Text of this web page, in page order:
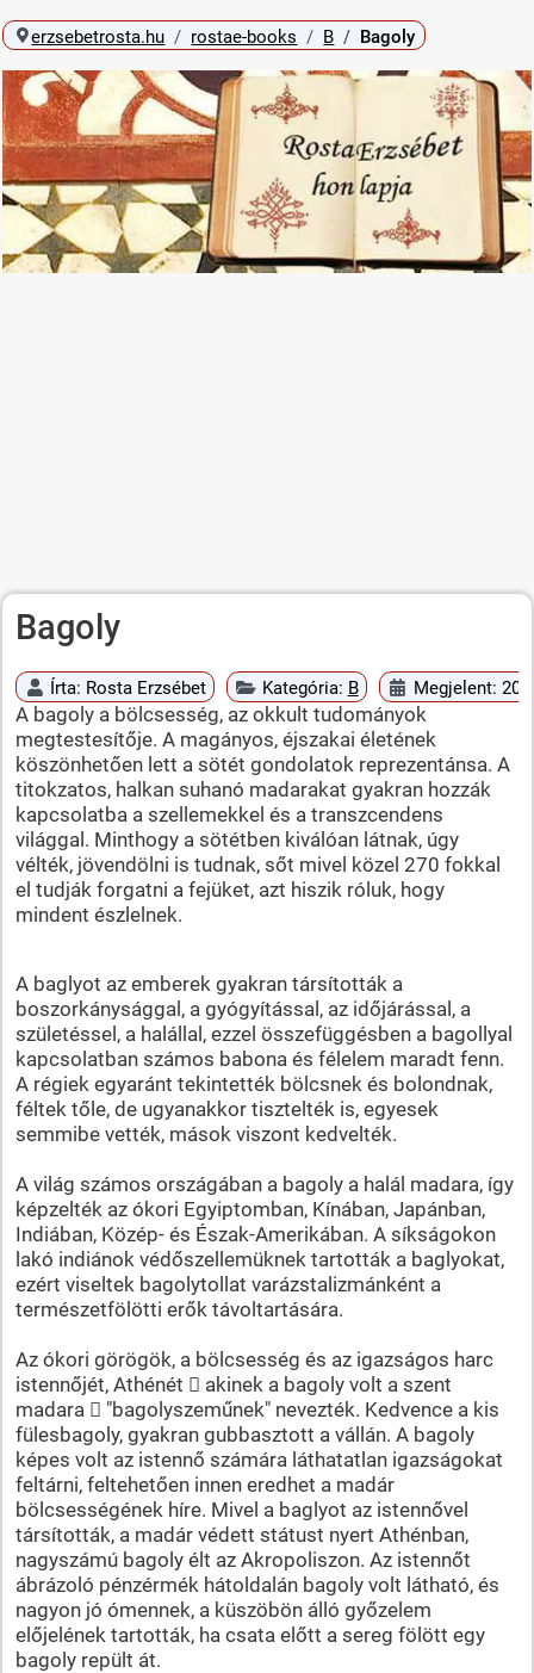
erzsebetrosta.hu rostae-books B Bagoly
Bagoly
Írta: Rosta Erzsébet Kategória: B Megjelent:
A bagoly a bölcsesség, az okkult tudományok
megtestesítője. A magányos, éjszakai életének
köszönhetően lett a sötét gondolatok reprezentánsa. A
titokzatos, halkan suhanó madarakat gyakran hozzák
kapcsolatba a szellemekkel és a transzcendens
világgal. Minthogy a sötétben kiválóan látnak, úgy
vélték, jövendölni is tudnak, sőt mivel közel 270 fokkal
el tudják forgatni a fejüket, azt hiszik róluk, hogy
mindent észlelnek.
A baglyot az emberek gyakran társították a
boszorkánysággal, a gyógyítással, az időjárással, a
születéssel, a halállal, ezzel összefüggésben a bagollyal
kapcsolatban számos babona és félelem maradt fenn.
A régiek egyaránt tekintették bölcsnek és bolondnak,
féltek tőle, de ugyanakkor tisztelték is, egyesek
semmibe vették, mások viszont kedvelték.
A világ számos országában a bagoly a halál madara, így
képzelték az ókori Egyiptomban, Kínában, Japánban,
Indiában, Közép- és Észak-Amerikában. A síkságokon
lakó indiánok védőszellemüknek tartották a baglyokat,
ezért viseltek bagolytollat varázstalizmánként a
természetfölötti erők távoltartására.
Az ókori görögök, a bölcsesség és az igazságos harc
istennőjét, Athénét  akinek a bagoly volt a szent
madara  "bagolyszeműnek" nevezték. Kedvence a kis
fülesbagoly, gyakran gubbasztott a vállán. A bagoly
képes volt az istennő számára láthatatlan igazságokat
feltárni, feltehetően innen eredhet a madár
bölcsességének híre. Mivel a baglyot az istennővel
társították, a madár védett státust nyert Athénban,
nagyszámú bagoly élt az Akropoliszon. Az istennőt
ábrázoló pénzérmék hátoldalán bagoly volt látható, és
nagyon jó ómennek, a küszöbön álló győzelem
előjelének tartották, ha csata előtt a sereg fölött egy
bagoly repült át.